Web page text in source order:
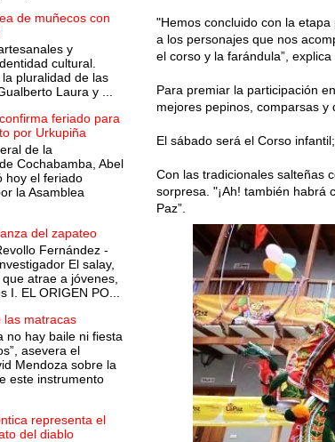
"Hemos concluido con la
a los personajes que nos
el corso y la farándula”,
Para premiar la participación
mejores pepinos, comparsas y
El sábado será el Corso
Con las tradicionales salteñas
sorpresa. "¡Ah! también habrá
Paz”.
de muñecos con
y
cultural.
pluralidad de las
Laura y ...
feriado para
por Urkupiña
de la
Cochabamba, Abel
hoy el feriado
la Asamblea
del zapateo
Fernández -
El salay,
atrae a jóvenes,
I. EL ORIGEN PO...
las matracas
no hay baile ni fiesta
asevera el
Mendoza sobre la
este instrumento
representa el
del diablo